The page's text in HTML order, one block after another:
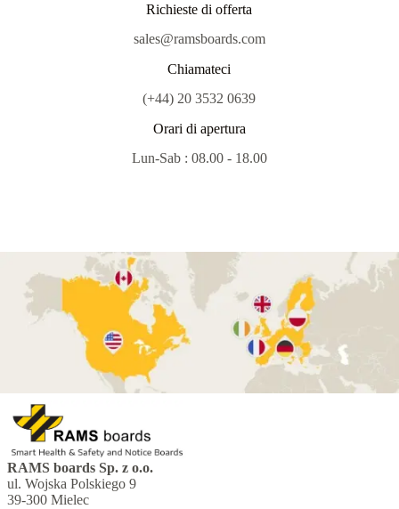
Richieste di offerta
sales@ramsboards.com
Chiamateci
(+44) 20 3532 0639
Orari di apertura
Lun-Sab : 08.00 - 18.00
RAMS boards Sp. z o.o.
ul. Wojska Polskiego 9
39-300 Mielec